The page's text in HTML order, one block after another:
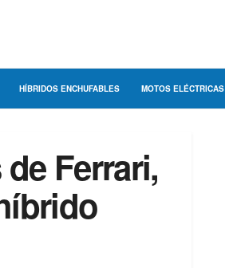
HÍBRIDOS ENCHUFABLES MOTOS ELÉCTRICAS
Ferrari,